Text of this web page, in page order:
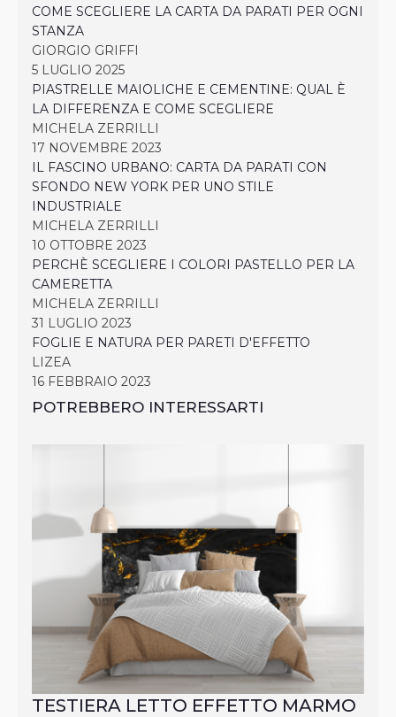
COME SCEGLIERE LA CARTA DA PARATI PER OGNI
STANZA
GIORGIO GRIFFI
5 LUGLIO 2025
PIASTRELLE MAIOLICHE E CEMENTINE: QUAL È
LA DIFFERENZA E COME SCEGLIERE
MICHELA ZERRILLI
17 NOVEMBRE 2023
IL FASCINO URBANO: CARTA DA PARATI CON
SFONDO NEW YORK PER UNO STILE
INDUSTRIALE
MICHELA ZERRILLI
10 OTTOBRE 2023
PERCHÈ SCEGLIERE I COLORI PASTELLO PER LA
CAMERETTA
MICHELA ZERRILLI
31 LUGLIO 2023
FOGLIE E NATURA PER PARETI D'EFFETTO
LIZEA
16 FEBBRAIO 2023
POTREBBERO INTERESSARTI
TESTIERA LETTO EFFETTO MARMO